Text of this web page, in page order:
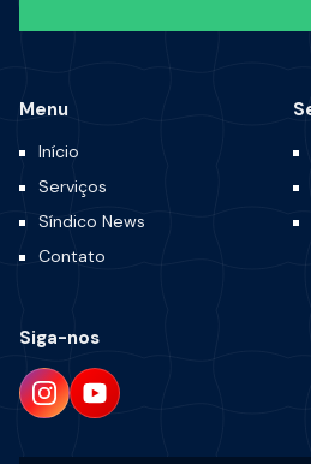
Menu
Início
Serviços
Síndico News
Contato
Siga-nos